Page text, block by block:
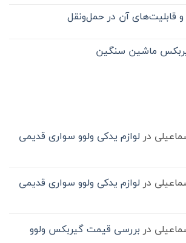
ماشین سنگین
در لوازم یدکی ولوو سواری قدیمی
در لوازم یدکی ولوو سواری قدیمی
در بررسی قیمت گیربکس ولوو